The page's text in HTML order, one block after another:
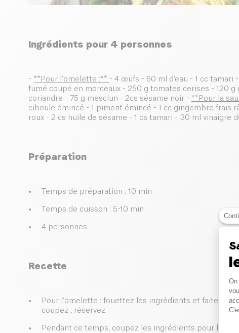
Ingrédients pour 4 personnes
- **Pour l'omelette :** - 4 œufs - 60 ml d’eau - 1 cc tamari -
fumé coupé en morceaux - 250 g tomates cerises - 120
coriandre - 75 g mesclun - 2cs sésame noir - **Pour la
ciboule émincé - 1 piment émincé - 1 cc gingembre frais
roux - 2 cs huile de sésame - 1 cs tamari - 30 ml vinaigre
Préparation
Temps de préparation : 10 min
Temps de cuisson : 5-10 min
4 personnes
Recette
Pour l'omelette : fouettez les ingrédients et faites
coupez , réservez.
Pendant ce temps, coupez les ingrédients pour la
On